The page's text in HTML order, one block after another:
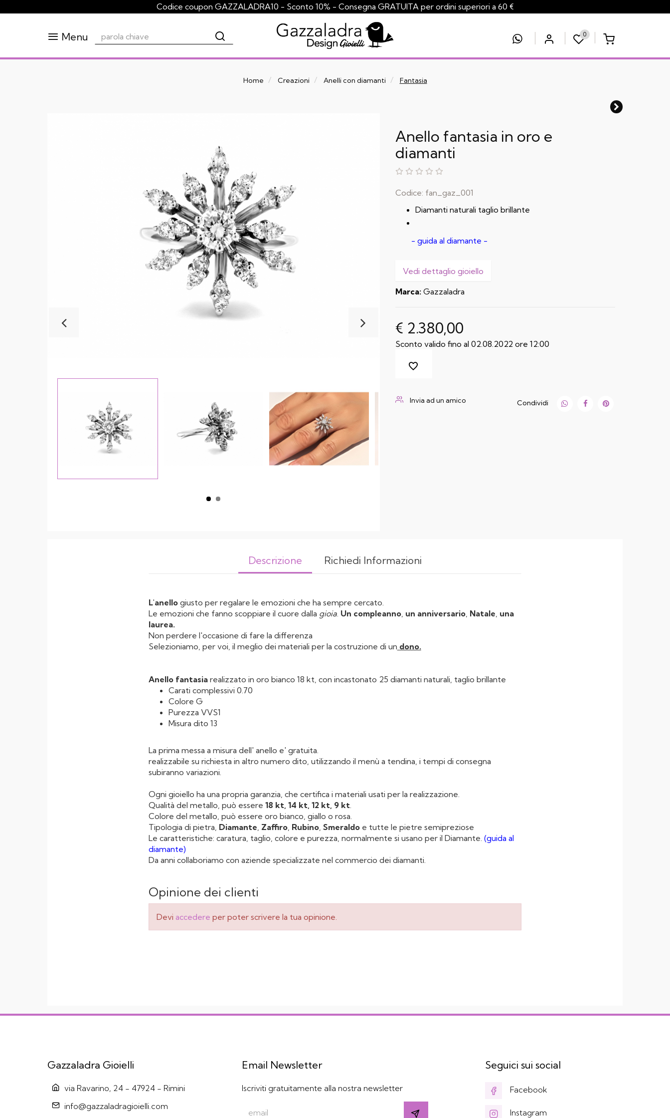
Codice coupon GAZZALADRA10 - Sconto 10% - Consegna GRATUITA per ordini superiori a 60 €
Menu 0
Home Creazioni Anelli con diamanti Fantasia
Anello fantasia in oro e
diamanti
Codice: fan_gaz_001
Diamanti naturali taglio brillante
- guida al diamante -
Vedi dettaglio gioiello
Marca: Gazzaladra
€ 2.380,00
Sconto valido fino al 02.08.2022 ore 12:00
Invia ad un amico Condividi
Descrizione Richiedi Informazioni
L'anellogiusto per regalare le emozioni che ha sempre cercato.
Le emozioni che fanno scoppiare il cuore dalla gioia. Un compleanno, un anniversario, Natale, una
laurea.
Non perdere l'occasione di fare la differenza
Selezioniamo, per voi, il meglio dei materiali per la costruzione di un dono.
Anello fantasiarealizzato in oro bianco 18 kt, con incastonato 25 diamanti naturali, taglio brillante
Carati complessivi 0.70
Colore G
Purezza VVS1
Misura dito 13
La prima messa a misura dell' anello e' gratuita.
realizzabile su richiesta in altro numero dito, utilizzando il menù a tendina, i tempi di consegna
subiranno variazioni.
Ogni gioiello ha una propria garanzia, che certifica i materiali usati per la realizzazione.
Qualità del metallo, può essere 18 kt, 14 kt, 12 kt, 9 kt.
Colore del metallo, può essere oro bianco, giallo o rosa.
Tipologia di pietra, Diamante, Zaffiro, Rubino, Smeraldoe tutte le pietre semipreziose
Le caratteristiche: caratura, taglio, colore e purezza, normalmente si usano per il Diamante. (guida al
diamante)
Da anni collaboriamo con aziende specializzate nel commercio dei diamanti.
Opinione dei clienti
Devi accedere per poter scrivere la tua opinione.
Email Newsletter
Iscriviti gratuitamente alla nostra newsletter
Gazzaladra Gioielli
via Ravarino, 24 - 47924 - Rimini
info@gazzaladragioielli.com
Seguici sui social
Facebook
Instagram